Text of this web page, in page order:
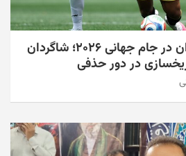
سناریوهای صعود ایران در جام جهانی ۲۰۲۶؛ شاگردان
در دور حذفی